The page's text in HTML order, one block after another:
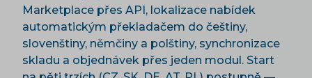
Marketplace přes API, lokalizace nabídek
automatickým překladačem do češtiny,
slovenštiny, němčiny a polštiny, synchronizace
skladu a objednávek přes jeden modul. Start